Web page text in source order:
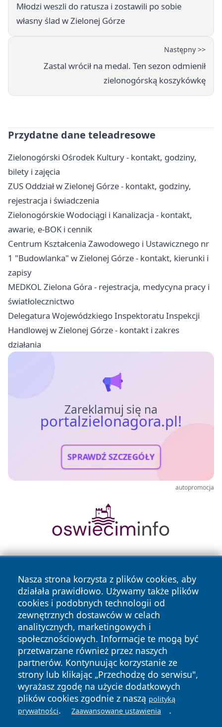
Młodzi weszli do ratusza i zostawili po sobie
własny ślad w Zielonej Górze
Następny >>
Zastal wrócił na medal. Ten sezon odmienił
zielonogórską koszykówkę
Przydatne dane teleadresowe
Zielonogórski Ośrodek Kultury - kontakt, godziny,
bilety i zajęcia
ZUS Oddział w Zielonej Górze - kontakt, godziny,
rejestracja i świadczenia
Zielonogórskie Wodociągi i Kanalizacja - kontakt,
awarie, e-BOK i cennik
Centrum Kształcenia Zawodowego i Ustawicznego nr
1 "Budowlanka" w Zielonej Górze - kontakt, kierunki i
zapisy
MEDKOL Zielona Góra - rejestracja, medycyna pracy i
światłolecznictwo
Delegatura Wojewódzkiego Inspektoratu Inspekcji
Handlowej w Zielonej Górze - kontakt i zakres
działania
Zareklamuj się na
portalzielonagora.pl!
SPRAWDŹ SZCZEGÓŁY
autopromocja
Nasza strona korzysta z plików cookies, aby
działała prawidłowo. Używamy także plików
cookies i podobnych technologii od
zewnętrznych dostawców w celach
analitycznych, marketingowych i
społecznościowych. Informacje te mogą być
przetwarzane również przez naszych
partnerów. Kontynuując korzystanie ze
strony lub klikając „Przechodzę do serwisu",
wyrażasz zgodę na użycie dodatkowych
plików cookies zgodnie z naszą polityką
prywatności. Zaawansowane ustawienia .
Copyright © 2026 portalzielonagora.pl Wszystkie prawa
zastrzeżone.
News Autorzy
Polityka
Prywatności
Polityka
Cookies